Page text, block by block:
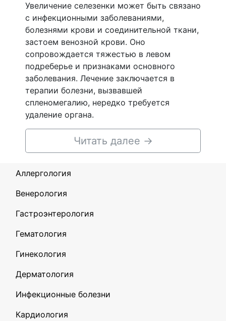
Увеличение селезенки может быть связано
с инфекционными заболеваниями,
болезнями крови и соединительной ткани,
застоем венозной крови. Оно
сопровождается тяжестью в левом
подреберье и признаками основного
заболевания. Лечение заключается в
терапии болезни, вызвавшей
спленомегалию, нередко требуется
удаление органа.
Читать далее →
Аллергология
Венерология
Гастроэнтерология
Гематология
Гинекология
Дерматология
Инфекционные болезни
Кардиология